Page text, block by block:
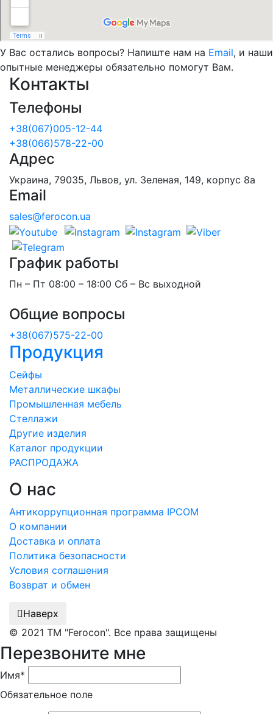
У Вас остались вопросы? Напиште нам на Email, и наши
опытные менеджеры обязательно помогут Вам.
Контакты
Телефоны
+38(067)005-12-44
+38(066)578-22-00
Адрес
Украина, 79035, Львов, ул. Зеленая, 149, корпус 8а
Email
sales@ferocon.ua
График работы
Пн – Пт 08:00 – 18:00 Сб – Вс выходной
Общие вопросы
+38(067)575-22-00
Продукция
Сейфы
Металлические шкафы
Промышленная мебель
Стеллажи
Другие изделия
Каталог продукции
РАСПРОДАЖА
О нас
Антикоррупционная программа IPCOM
О компании
Доставка и оплата
Политика безопасности
Условия соглашения
Возврат и обмен
Наверх
© 2021 ТМ "Ferocon". Все права защищены
Перезвоните мне
Имя*
Обязательное поле